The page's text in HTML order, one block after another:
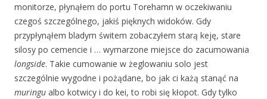
monitorze, płynąłem do portu Torehamn w oczekiwaniu
czegoś szczególnego, jakiś pięknych widoków. Gdy
przypłynąłem bladym świtem zobaczyłem starą keję, stare
silosy po cemencie i … wymarzone miejsce do zacumowania
longside. Takie cumowanie w żeglowaniu solo jest
szczególnie wygodne i pożądane, bo jak ci każą stanąć na
muringu albo kotwicy i do kei, to robi się kłopot. Gdy tylko